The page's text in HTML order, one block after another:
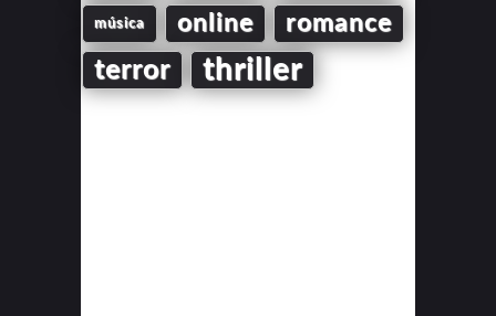
música online romance
terror thriller